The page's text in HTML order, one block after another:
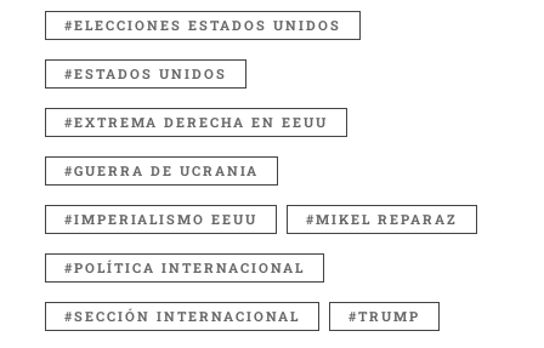
ELECCIONES ESTADOS UNIDOS
ESTADOS UNIDOS
EXTREMA DERECHA EN EEUU
GUERRA DE UCRANIA
IMPERIALISMO EEUU MIKEL REPARAZ
POLÍTICA INTERNACIONAL
SECCIÓN INTERNACIONAL TRUMP